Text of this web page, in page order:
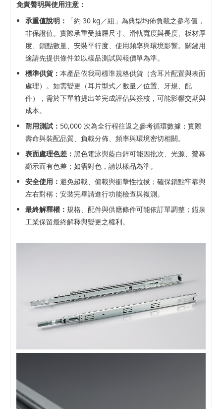
免責聲明與使用注意：
承重值說明：
「約 30 kg／組」為典型均佈負載之參考值，
非保證值。實際承重受抽屜尺寸、滑軌寬度與長度、板材厚
度、鎖點數量、安裝平行度、使用頻率與環境影響。關鍵用
途請先提供條件並以樣品測試與報價單為準。
標準供貨： 本產品依我司標準規格供貨（含耳片配置與表面
處理）。如需變更（耳片型式／數量／位置、牙規、配
件），需於下單前提出並完成評估與簽核，可能影響交期與
成本。
耐用測試： 50,000 次為全行程往返之參考循環數據；實際
壽命與裝配品質、負載分佈、頻率與環境密切相關。
表面處理色差： 黑色電泳與藍白鋅可能因批次、光源、螢幕
顯示而有色差；如需對色，請以樣品為準。
安全使用： 避免超載、偏載與衝擊性拉拔；確保鎖點牢靠與
左右對稱；安裝完畢請進行功能檢查與複測。
最終解釋權： 規格、配件與供應條件可能依訂單調整；鎰泉
工業保留最終解釋與變更之權利。